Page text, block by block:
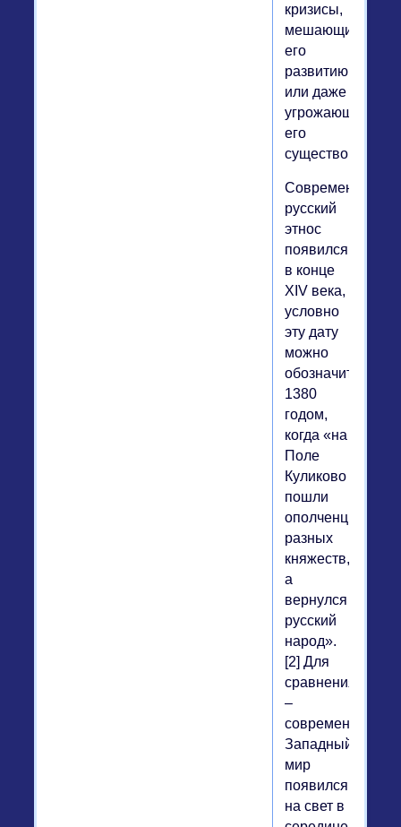
кризисы,
мешающие
его
развитию
или даже
угрожающие
его
существованию.
Современный
русский
этнос
появился
в конце
XIV века,
условно
эту дату
можно
обозначить
1380
годом,
когда «на
Поле
Куликово
пошли
ополченцы
разных
княжеств,
а
вернулся
русский
народ».
[2] Для
сравнения
–
современный
Западный
мир
появился
на свет в